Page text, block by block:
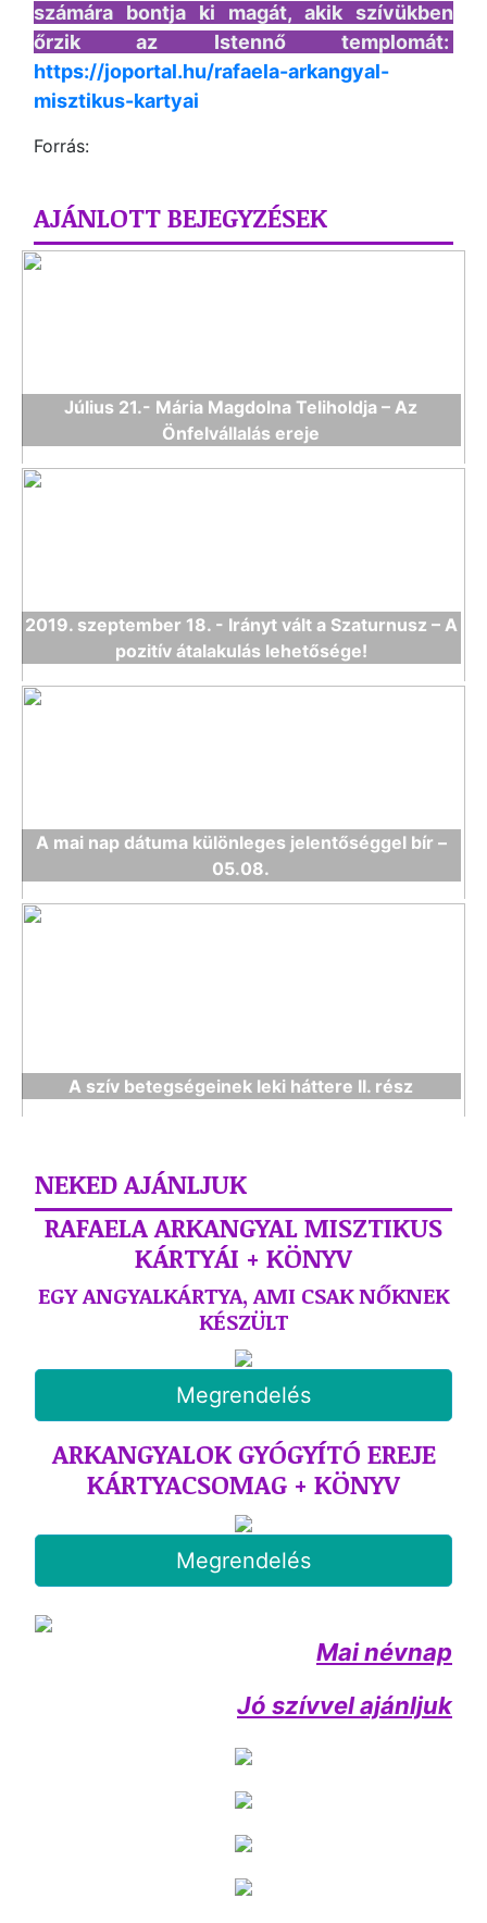
számára bontja ki magát, akik szívükben
őrzik az Istennő templomát:
https://joportal.hu/rafaela-arkangyal-
misztikus-kartyai
Forrás:
AJÁNLOTT BEJEGYZÉSEK
Július 21.- Mária Magdolna Teliholdja – Az
Önfelvállalás ereje
2019. szeptember 18. - Irányt vált a Szaturnusz – A
pozitív átalakulás lehetősége!
A mai nap dátuma különleges jelentőséggel bír –
05.08.
A szív betegségeinek leki háttere II. rész
NEKED AJÁNLJUK
RAFAELA ARKANGYAL MISZTIKUS
KÁRTYÁI + KÖNYV
EGY ANGYALKÁRTYA, AMI CSAK NŐKNEK
KÉSZÜLT
Megrendelés
ARKANGYALOK GYÓGYÍTÓ EREJE
KÁRTYACSOMAG + KÖNYV
Megrendelés
Mai névnap
Jó szívvel ajánljuk